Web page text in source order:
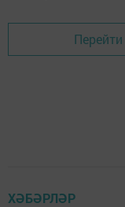
ХӘБӘРЛӘР